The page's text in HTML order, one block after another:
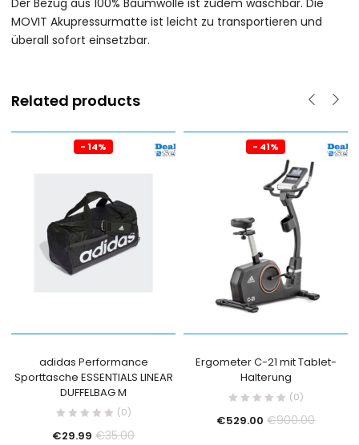
MOVIT Akupressurmatte ist leicht zu transportieren und
überall sofort einsetzbar.
Related products
- 14%
adidas Performance
Sporttasche ESSENTIALS LINEAR
DUFFELBAG M
(0)
€29.99 €35.00
- 41%
Ergometer C-21 mit Tablet-
Halterung
(0)
€529.00 €900.00